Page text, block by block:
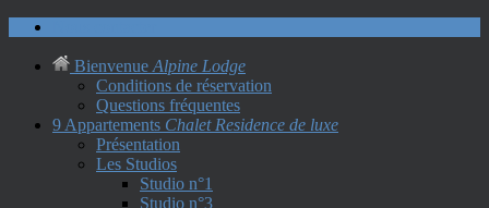
Bienvenue Alpine Lodge
Conditions de réservation
Questions fréquentes
9 Appartements Chalet Residence de luxe
Présentation
Les Studios
Studio n°1
Studio n°3